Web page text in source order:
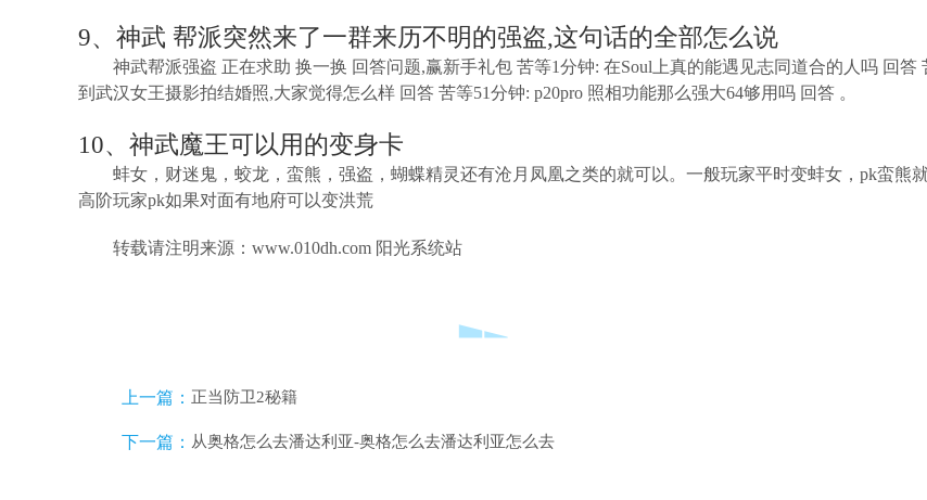
9、神武 帮派突然来了一群来历不明的强盗,这句话的全部怎么说
神武帮派强盗 正在求助 换一换 回答问题,赢新手礼包 苦等1分钟: 在Soul上真的能遇见志同道合的人吗 回答
到武汉女王摄影拍结婚照,大家觉得怎么样 回答 苦等51分钟: p20pro 照相功能那么强大64够用吗 回答 。
10、神武魔王可以用的变身卡
蚌女，财迷鬼，蛟龙，蛮熊，强盗，蝴蝶精灵还有沧月凤凰之类的就可以。一般玩家平时变蚌女，pk蛮熊就
高阶玩家pk如果对面有地府可以变洪荒
转载请注明来源：www.010dh.com 阳光系统站
上一篇： 正当防卫2秘籍
下一篇： 从奥格怎么去潘达利亚-奥格怎么去潘达利亚怎么去